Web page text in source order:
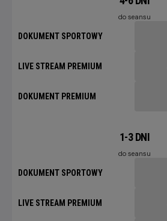
do seansu
DOKUMENT SPORTOWY
LIVE STREAM PREMIUM
DOKUMENT PREMIUM
1-3 DNI
do seansu
DOKUMENT SPORTOWY
LIVE STREAM PREMIUM